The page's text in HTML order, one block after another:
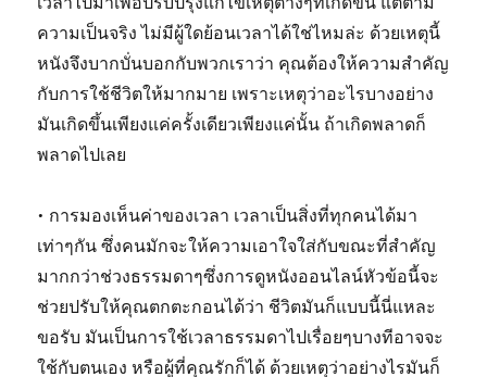
ความเป็นจริง ไม่มีผู้ใดย้อนเวลาได้ใช่ไหมล่ะ ด้วยเหตุนี้
หนังจึงบากบั่นบอกกับพวกเราว่า คุณต้องให้ความสำคัญ
กับการใช้ชีวิตให้มากมาย เพราะเหตุว่าอะไรบางอย่าง
มันเกิดขึ้นเพียงแค่ครั้งเดียวเพียงแค่นั้น ถ้าเกิดพลาดก็
พลาดไปเลย
• การมองเห็นค่าของเวลา เวลาเป็นสิ่งที่ทุกคนได้มา
เท่าๆกัน ซึ่งคนมักจะให้ความเอาใจใส่กับขณะที่สำคัญ
มากกว่าช่วงธรรมดาๆซึ่งการดูหนังออนไลน์หัวข้อนี้จะ
ช่วยปรับให้คุณตกตะกอนได้ว่า ชีวิตมันก็แบบนี้นี่แหละ
ขอรับ มันเป็นการใช้เวลาธรรมดาไปเรื่อยๆบางทีอาจจะ
ใช้กับตนเอง หรือผู้ที่คุณรักก็ได้ ด้วยเหตุว่าอย่างไรมันก็